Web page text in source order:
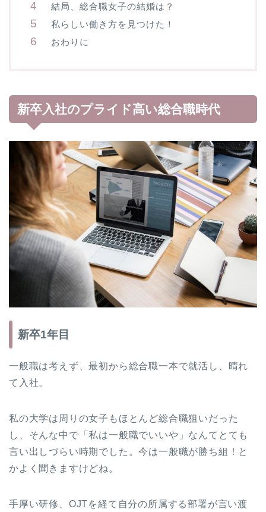
結局、総合職女子の結婚は？
私らしい働き方を見つけた！
おわりに
新卒入社のプライド高い総合職時代
新卒1年目
一般職は考えず、最初から総合職一本で就活し、晴れ
て入社。
私の大学は周りの女子もほとんど総合職狙いだった
し、そんな中で「私は一般職でいいや」なんてとても
言い出しづらい時期でした。今は一般職が勝ち組！と
かよく聞きますけどね。
手厚い研修、OJTを経て自分の所属する部署が言い渡